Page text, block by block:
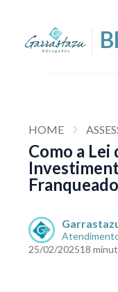
HOME
Como a
25/02/202518